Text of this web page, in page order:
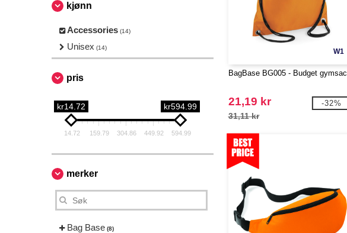
kjønn
Accessories (14)
Unisex (14)
pris
kr14.72 kr594.99
14.72 159.79 304.86 449.92 594.99
merker
Bag Base (8)
W1
BagBase BG005 - Budget gymsac
21,19 kr
31,11 kr
-32%